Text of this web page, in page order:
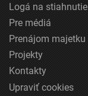
Logá na stiahnutie
Pre médiá
Prenájom majetku
Projekty
Kontakty
Upraviť cookies